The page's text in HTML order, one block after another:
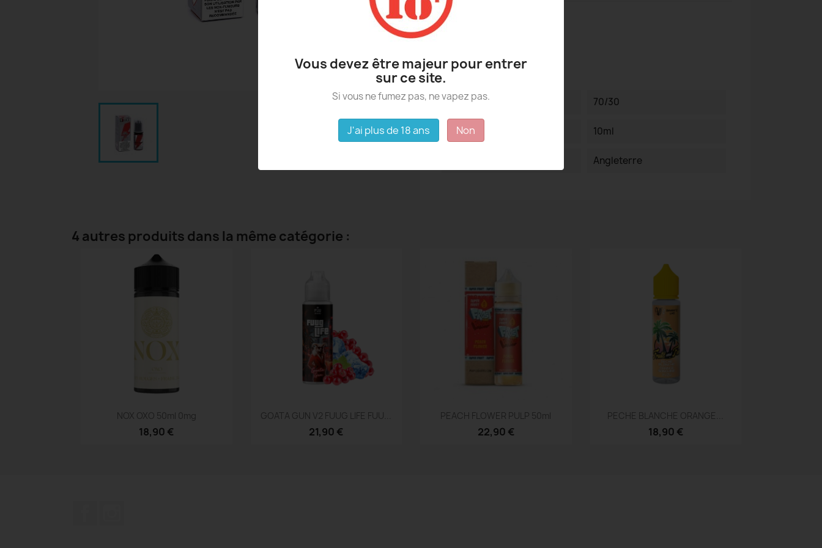
Fiche technique
PG/VG
70/30
Contenance 10ml
Angleterre
4 autres produits dans la même catégorie :
Aperçu rapide
NOX OXO 50ml 0mg
18,90 €
Aperçu rapide
GOATA GUN V2 FUUG LIFE FUU...
21,90 €
Aperçu rapide
PEACH FLOWER PULP 50ml
22,90 €
 Aperçu rapide
PECHE BLANCHE ORANGE...
18,90 €
Vous devez être majeur pour entrer
sur ce site.
Si vous ne fumez pas, ne vapez pas.
J'ai plus de 18 ans Non